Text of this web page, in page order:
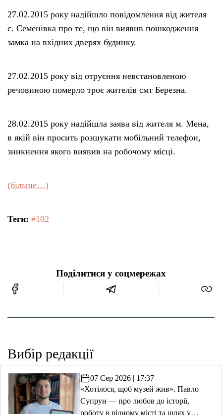
27.02.2015 року надійшло повідомлення від жителя
с. Семенівка про те, що він виявив пошкодження
замка на вхідних дверях будинку.
27.02.2015 року від отруєння невстановленою
речовиною померло троє жителів смт Березна.
28.02.2015 року надійшла заява від жителя м. Мена,
в якій він просить розшукати мобільний телефон,
зникнення якого виявив на робочому місці.
(більше…)
Теги: #102
Поділитися у соцмережах
Вибір редакції
07 Сер 2026 | 17:37
«Хотілося, щоб музей жив». Павло
Супрун — про любов до історії,
роботу в рідному місті та шлях у